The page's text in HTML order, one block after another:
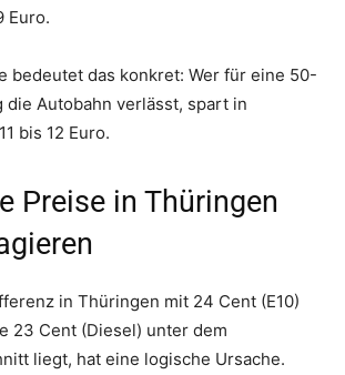
Euro.
bedeutet das konkret: Wer für eine 50-
die Autobahn verlässt, spart in
bis 12 Euro.
Preise in Thüringen
in Thüringen mit 24 Cent (E10)
23 Cent (Diesel) unter dem
liegt, hat eine logische Ursache.